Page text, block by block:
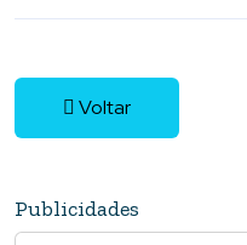
Voltar
Publicidades